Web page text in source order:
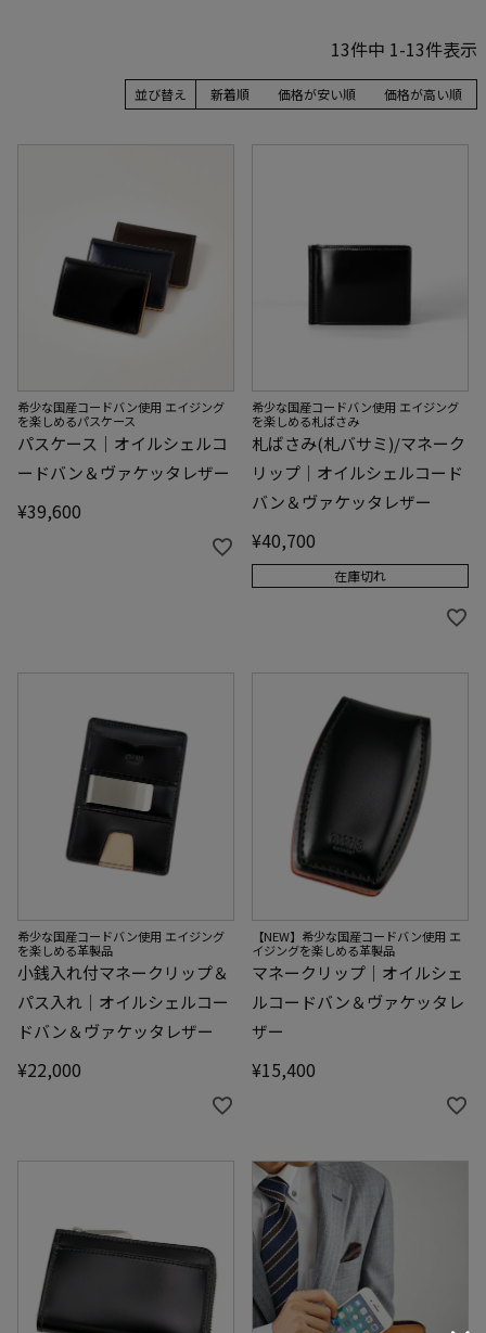
並び替え 価格が安い順 価格が高い順
新着順
13件中 1-13件表示
希少な国産コードバン使用 エイジング
を楽しめるパスケース
パスケース｜オイルシェルコ
ードバン＆ヴァケッタレザー
¥39,600
希少な国産コードバン使用 エイジング
を楽しめる札ばさみ
札ばさみ(札バサミ)/マネーク
リップ｜オイルシェルコード
バン＆ヴァケッタレザー
¥40,700
在庫切れ
希少な国産コードバン使用 エイジング
を楽しめる革製品
小銭入れ付マネークリップ＆
パス入れ｜オイルシェルコー
ドバン＆ヴァケッタレザー
¥22,000
【NEW】希少な国産コードバン使用 エ
イジングを楽しめる革製品
マネークリップ｜オイルシェ
ルコードバン＆ヴァケッタレ
ザー
¥15,400